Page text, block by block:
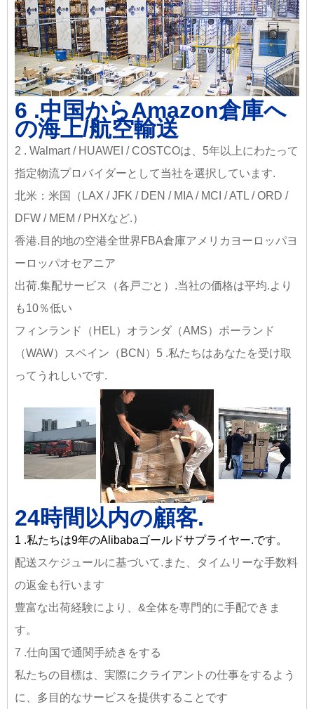
6 .中国からAmazon倉庫へ
の海上/航空輸送
2 . Walmart / HUAWEI / COSTCOは、5年以上にわたって
指定物流プロバイダーとして当社を選択しています.
北米：米国（LAX / JFK / DEN / MIA / MCI / ATL / ORD /
DFW / MEM / PHXなど.）
香港.目的地の空港全世界FBA倉庫アメリカヨーロッパヨ
ーロッパオセアニア
出荷.集配サービス（各戸ごと）.当社の価格は平均.より
も10％低い
フィンランド（HEL）オランダ（AMS）ポーランド
（WAW）スペイン（BCN） 5 .私たちはあなたを受け取
ってうれしいです.
24時間以内の顧客.
1 .私たちは9年のAlibabaゴールドサプライヤー.です。
配送スケジュールに基づいて.また、タイムリーな手数料
の返金も行います
豊富な出荷経験により、&全体を専門的に手配できま
す。
7 .仕向国で通関手続きをする
私たちの目標は、実際にクライアントの仕事をするよう
に、多目的なサービスを提供することです